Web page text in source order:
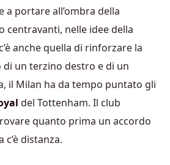
a portare all’ombra della
centravanti, nelle idee della
anche quella di rinforzare la
di un terzino destro e di un
il Milan ha da tempo puntato gli
del Tottenham. Il club
quanto prima un accordo
distanza.